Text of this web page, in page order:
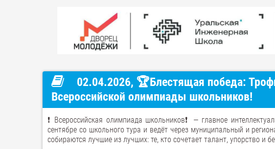
02.04.2026, 🏆Блестящая победа:
Всероссийской олимпиады школьников!
❗️ Всероссийская олимпиада школьников❗️ — главное
сентябре со школьного тура и ведёт через муниципальный и
собираются лучшие из лучших: те, кто сочетает талант, упорство и